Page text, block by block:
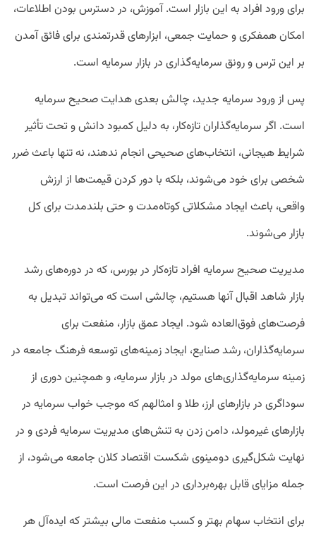
برای ورود افراد به این بازار است. آموزش، در دسترس بودن اطلاعات،
امکان همفکری و حمایت جمعی، ابزارهای قدرتمندی برای فائق آمدن
بر این ترس و رونق سرمایه‌گذاری در بازار سرمایه است.
پس از ورود سرمایه جدید، چالش بعدی هدایت صحیح سرمایه
است. اگر سرمایه‌گذاران تازه‌کار، به دلیل کمبود دانش و تحت تأثیر
شرایط هیجانی، انتخاب‌های صحیحی انجام ندهند، نه تنها باعث ضرر
شخصی برای خود می‌شوند، بلکه با دور کردن قیمت‌ها از ارزش
واقعی، باعث ایجاد مشکلاتی کوتاه‌مدت و حتی بلندمدت برای کل
بازار می‌شوند.
مدیریت صحیح سرمایه‌ افراد تازه‌کار در بورس، که در دوره‌های رشد
بازار شاهد اقبال آنها هستیم، چالشی است که می‌تواند تبدیل به
فرصت‌های فوق‌العاده شود. ایجاد عمق بازار، منفعت برای
سرمایه‌گذاران، رشد صنایع، ایجاد زمینه‌های توسعه فرهنگ جامعه در
زمینه سرمایه‌گذاری‌های مولد در بازار سرمایه، و همچنین دوری از
سوداگری در بازارهای ارز، طلا و امثالهم که موجب خواب سرمایه در
بازارهای غیرمولد، دامن زدن به تنش‌های مدیریت سرمایه فردی و در
نهایت شکل‌گیری دومینوی شکست اقتصاد کلان جامعه می‌شود، از
جمله مزایای قابل بهره‌برداری در این فرصت است.
برای انتخاب سهام بهتر و کسب منفعت مالی بیشتر که ایده‌آل هر